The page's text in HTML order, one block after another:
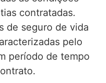
contratadas.
de seguro de vida
pelo
período de tempo